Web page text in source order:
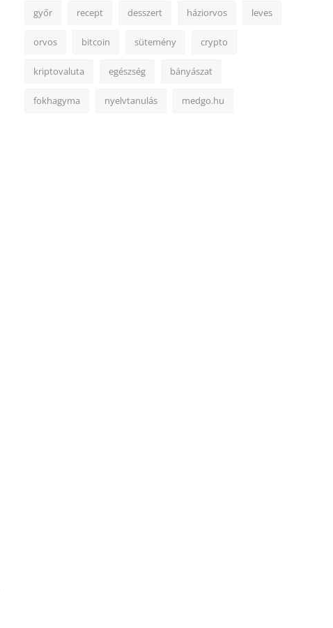
győr recept desszert háziorvos leves
orvos bitcoin sütemény crypto
kriptovaluta egészség bányászat
fokhagyma nyelvtanulás medgo.hu